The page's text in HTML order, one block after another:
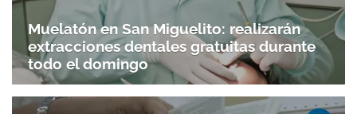
Muelatón en San Miguelito: realizarán
extracciones dentales gratuitas durante
todo el domingo